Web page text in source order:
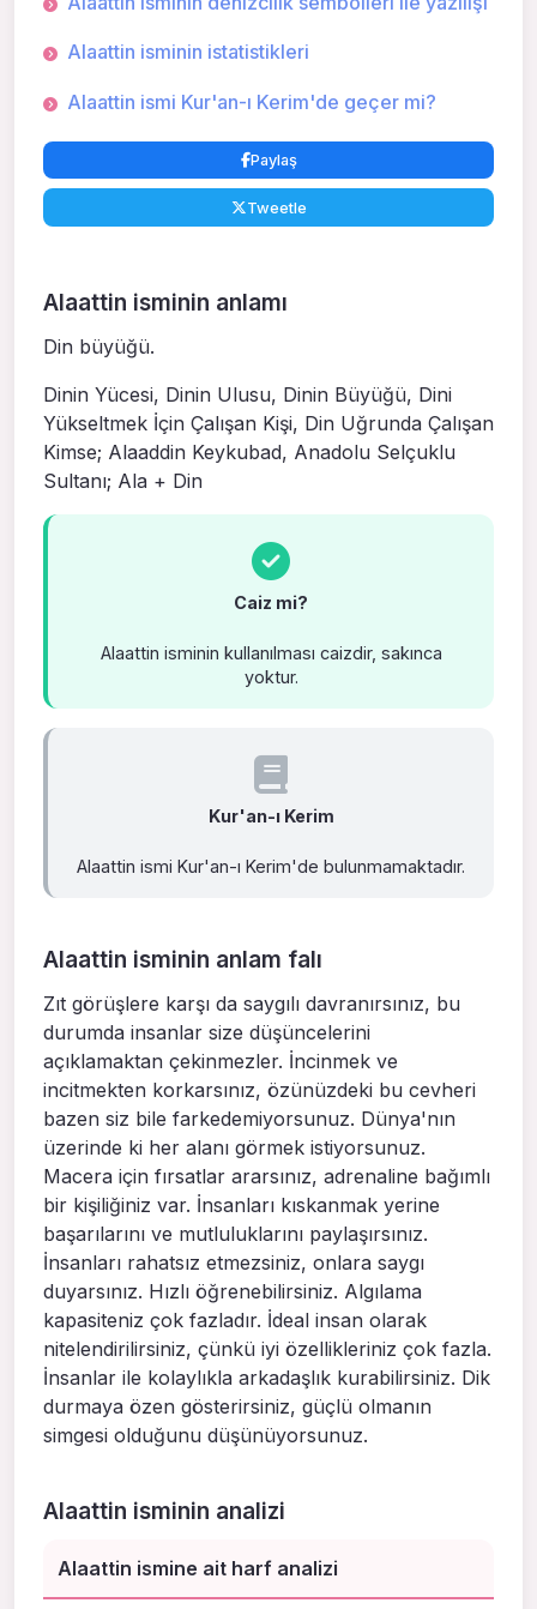
Alaattin isminin istatistikleri
Alaattin ismi Kur'an-ı Kerim'de geçer mi?
Paylaş
Tweetle
Alaattin isminin anlamı
Din büyüğü.
Dinin Yücesi, Dinin Ulusu, Dinin Büyüğü, Dini
Yükseltmek İçin Çalışan Kişi, Din Uğrunda Çalışan
Kimse; Alaaddin Keykubad, Anadolu Selçuklu
Sultanı; Ala + Din
Caiz mi?
Alaattin isminin kullanılması caizdir, sakınca
yoktur.
Kur'an-ı Kerim
Alaattin ismi Kur'an-ı Kerim'de bulunmamaktadır.
Alaattin isminin anlam falı
Zıt görüşlere karşı da saygılı davranırsınız, bu
durumda insanlar size düşüncelerini
açıklamaktan çekinmezler. İncinmek ve
incitmekten korkarsınız, özünüzdeki bu cevheri
bazen siz bile farkedemiyorsunuz. Dünya'nın
üzerinde ki her alanı görmek istiyorsunuz.
Macera için fırsatlar ararsınız, adrenaline bağımlı
bir kişiliğiniz var. İnsanları kıskanmak yerine
başarılarını ve mutluluklarını paylaşırsınız.
İnsanları rahatsız etmezsiniz, onlara saygı
duyarsınız. Hızlı öğrenebilirsiniz. Algılama
kapasiteniz çok fazladır. İdeal insan olarak
nitelendirilirsiniz, çünkü iyi özellikleriniz çok fazla.
İnsanlar ile kolaylıkla arkadaşlık kurabilirsiniz. Dik
durmaya özen gösterirsiniz, güçlü olmanın
simgesi olduğunu düşünüyorsunuz.
Alaattin isminin analizi
Alaattin ismine ait harf analizi